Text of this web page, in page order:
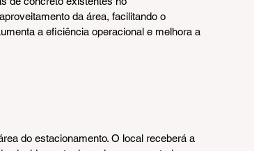
da área, facilitando o
a eficiência operacional e melhora a
do estacionamento. O local receberá a